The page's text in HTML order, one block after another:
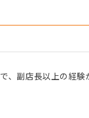
、副店長以上の経験